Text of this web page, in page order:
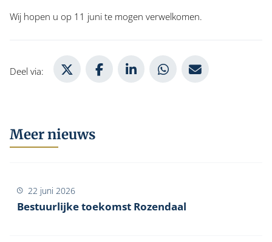
Wij hopen u op 11 juni te mogen verwelkomen.
Deel via:
Deel via XDeel via Facebook
Deel via LinkedInDeel via WhatsApp
Meer nieuws
Bestuurlijke toekomst Rozendaal
22 juni 2026